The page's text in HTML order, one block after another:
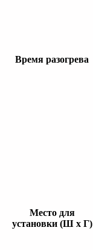
Время разогрева
Место для
установки (Ш x Г)